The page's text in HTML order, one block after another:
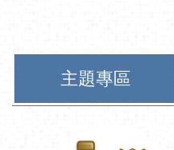
主題專區